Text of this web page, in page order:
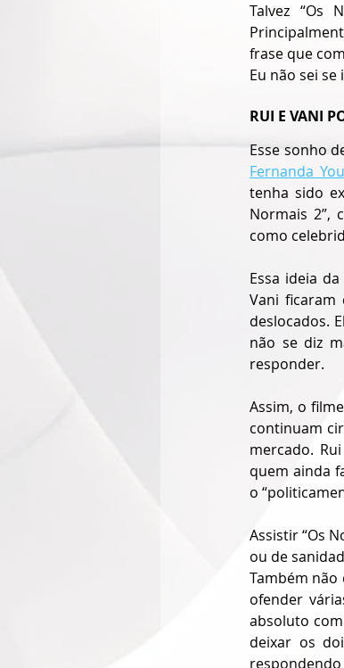
Talvez “Os
frase que
Eu não sei
RUI E VANI
Esse sonho
Fernanda
tenha sido
Normais 2”,
como
Essa ideia
Vani
deslocados.
não se diz
responder.
Assim, o
continuam
mercado.
quem ainda
o
Assistir “Os
ou de
Também
ofender
absoluto
deixar os
respondendo